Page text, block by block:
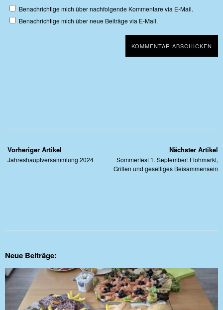
Benachrichtige mich über nachfolgende Kommentare via E-Mail.
Benachrichtige mich über neue Beiträge via E-Mail.
Vorheriger Artikel
Jahreshauptversammlung 2024
Nächster Artikel
Sommerfest 1. September: Flohmarkt,
Grillen und geselliges Beisammensein
Neue Beiträge: